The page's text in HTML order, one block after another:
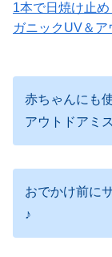
1本で日焼け止
ガニックUV＆ア
赤ちゃんにも
アウトドアミ
おでかけ前に
♪